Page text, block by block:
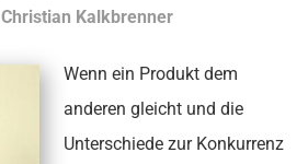
Christian Kalkbrenner
Wenn ein Produkt dem
anderen gleicht und die
Unterschiede zur Konkurrenz